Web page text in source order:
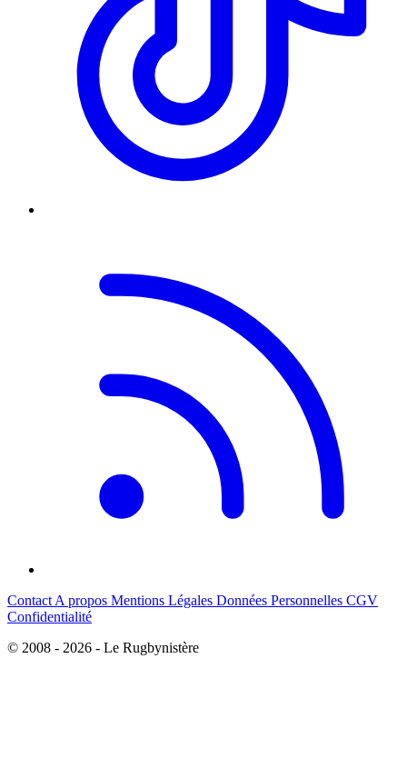
Contact A propos Mentions Légales Données Personnelles CGV
Confidentialité
© 2008 - 2026 - Le Rugbynistère